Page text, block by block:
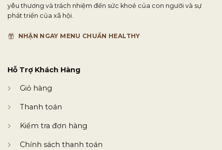
yêu thương và trách nhiệm đến sức khoẻ của con người và sự
phát triển của xã hội.
NHẬN NGAY MENU CHUẨN HEALTHY
Hỗ Trợ Khách Hàng
Giỏ hàng
Thanh toán
Kiểm tra đơn hàng
Chính sách thanh toán